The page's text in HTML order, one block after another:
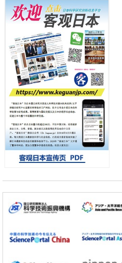
产总研无需石油利用松脂制备石墨前驱
科学研究
东京大学和海上保安厅等发现南海海
差异
政策
日本第2次医疗研究开发调整费，根据
日元
科学研究
千叶大学鉴定出导致难治性疾病“肺高
会引发血管结构恶化
科学研究
京都大学高效生成光的构成单元“光子”
科学研究
开发出300亿年仅误差1秒的光晶格钟
基础设施
经济・社会
科学研究
带大量基因的人工细胞
政策
展研究
日本科学未来馆 科学交
流员
小岩井忠道 泷川 进